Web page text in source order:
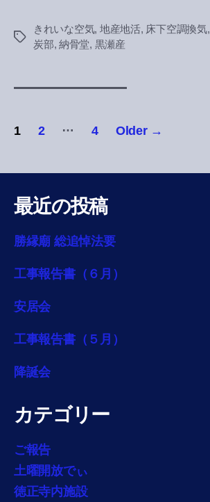
Tags
きれいな空気, 地産地活, 床下空調換気,
炭部, 納骨堂, 黒瀬産
投
の
ペ
ー
ジ
送
り
1 2 … 4 Older →
最近の投稿
勝縁廟 総追悼法要
工事報告書（６月）
安居会
工事報告書（５月）
降誕会
カテゴリー
ご報告
土曜開放でぃ
徳正寺内施設